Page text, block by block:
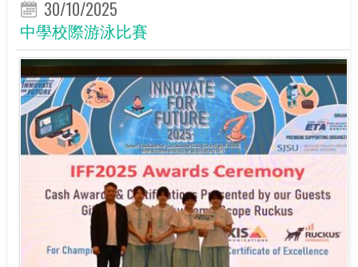
30/10/2025
中學校際游泳比賽